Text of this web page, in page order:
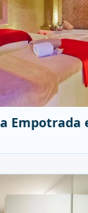
Empotrada